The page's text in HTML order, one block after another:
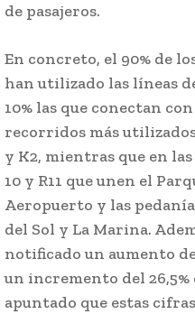
de pasajeros.
En concreto, el 90% de
han utilizado las líneas
10% las que conectan
recorridos más utilizados
y K2, mientras que en
10 y R11 que unen el
Aeropuerto y las
del Sol y La Marina.
notificado un aumento
un incremento del
apuntado que estas